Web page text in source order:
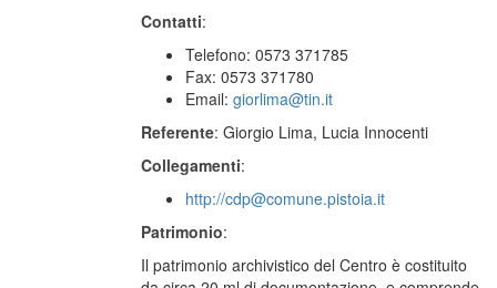
Contatti:
Telefono: 0573 371785
Fax: 0573 371780
Email: giorlima@tin.it
Referente: Giorgio Lima, Lucia Innocenti
Collegamenti:
http://cdp@comune.pistoia.it
Patrimonio:
Il patrimonio archivistico del Centro è costituito